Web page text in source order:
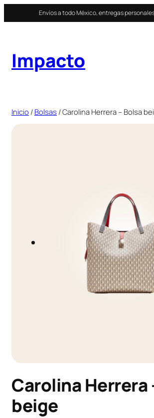
al
Envíos a todo México, entregas
Impacto
Inicio / Bolsas / Carolina Herrera – Bolsa
Carolina Herrera
beige